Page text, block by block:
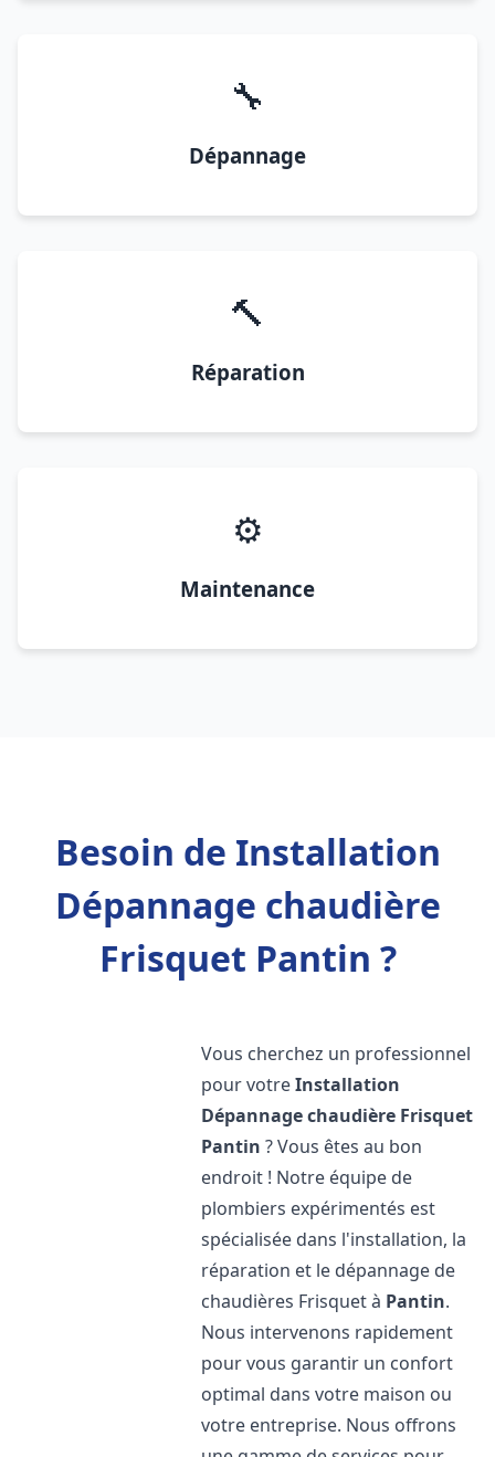
🔧
Dépannage
🔨
Réparation
⚙️
Maintenance
Besoin de Installation
Dépannage chaudière
Frisquet Pantin ?
Vous cherchez un professionnel
pour votreInstallation
Dépannage chaudière Frisquet
Pantin ? Vous êtes au bon
endroit ! Notre équipe de
plombiers expérimentés est
spécialisée dans l'installation, la
réparation et le dépannage de
chaudières Frisquet à Pantin.
Nous intervenons rapidement
pour vous garantir un confort
optimal dans votre maison ou
votre entreprise. Nous offrons